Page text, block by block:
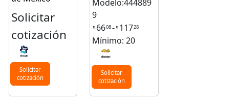
Solicitar
cotización
Solicitar
cotización
Modelo:444889
9
$ 6608-$ 11728
Mínimo: 20
Solicitar
cotización